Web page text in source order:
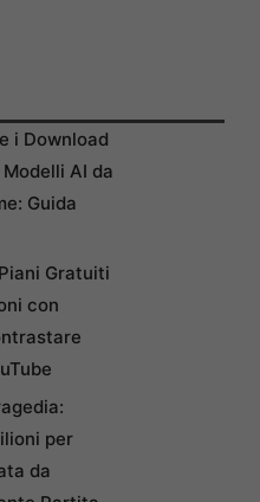
i Download
AI da
Guida
Gratuiti
con
per
da